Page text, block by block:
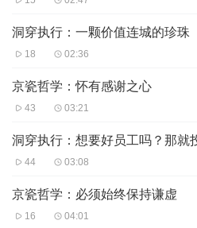
洞穿执行：一颗价值连城的珍珠
18 02:36
京瓷哲学：怀有感谢之心
43 03:21
洞穿执行：想要好员工吗？那就
44 03:08
京瓷哲学：必须始终保持谦虚
16 04:01